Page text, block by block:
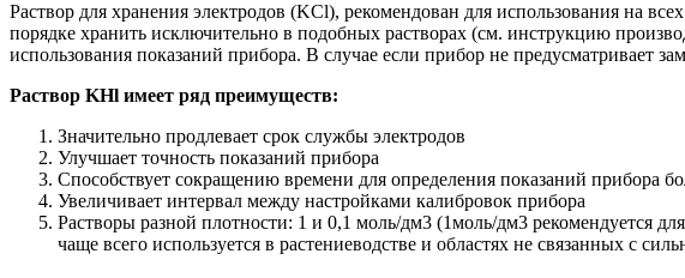
Раствор для хранения электродов (KCl), рекомендован для использования на
порядке хранить исключительно в подобных растворах (см. инструкцию
использования показаний прибора. В случае если прибор не предусматривает
Раствор KHl имеет ряд преимуществ:
Значительно продлевает срок службы электродов
Улучшает точность показаний прибора
Способствует сокращению времени для определения показаний прибора
Увеличивает интервал между настройками калибровок прибора
Растворы разной плотности: 1 и 0,1 моль/дм3 (1моль/дм3 рекомендуется
чаще всего используется в растениеводстве и областях не связанных с